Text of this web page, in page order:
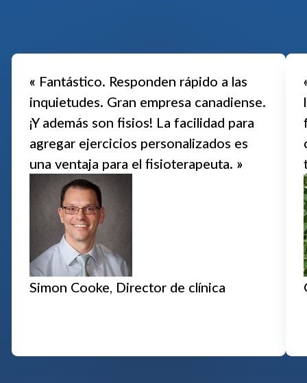
« Fantástico. Responden rápido a las
inquietudes. Gran empresa canadiense.
¡Y además son fisios! La facilidad para
agregar ejercicios personalizados es
una ventaja para el fisioterapeuta. »
Simon Cooke, Director de clínica